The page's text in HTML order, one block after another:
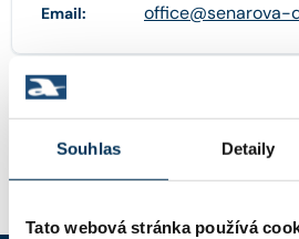
Souhlas Detaily
Tato webová stránka používá
Email: office@senarova-